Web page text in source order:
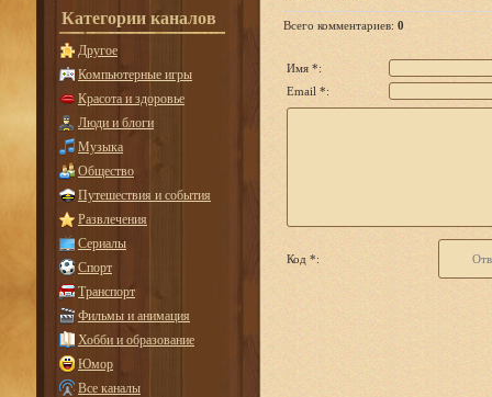
Категории каналов
Другое
Компьютерные игры
Красота и здоровье
Люди и блоги
Музыка
Общество
Путешествия и события
Развлечения
Сериалы
Спорт
Транспорт
Фильмы и анимация
Хобби и образование
Юмор
Все каналы
Всего комментариев: 0
Имя *:
Email *:
Код *: